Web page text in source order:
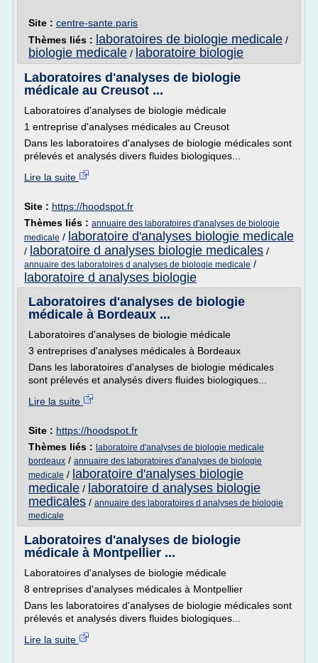
Site : centre-sante.paris
Thèmes liés : laboratoires de biologie medicale /
biologie medicale / laboratoire biologie
Laboratoires d'analyses de biologie
médicale au Creusot ...
Laboratoires d'analyses de biologie médicale
1 entreprise d'analyses médicales au Creusot
Dans les laboratoires d'analyses de biologie médicales sont
prélevés et analysés divers fluides biologiques...
Lire la suite
Site : https://hoodspot.fr
Thèmes liés : annuaire des laboratoires d'analyses de biologie
medicale / laboratoire d'analyses biologie medicale
/ laboratoire d analyses biologie medicales /
annuaire des laboratoires d analyses de biologie medicale /
laboratoire d analyses biologie
Laboratoires d'analyses de biologie
médicale à Bordeaux ...
Laboratoires d'analyses de biologie médicale
3 entreprises d'analyses médicales à Bordeaux
Dans les laboratoires d'analyses de biologie médicales
sont prélevés et analysés divers fluides biologiques...
Lire la suite
Site : https://hoodspot.fr
Thèmes liés : laboratoire d'analyses de biologie medicale
bordeaux / annuaire des laboratoires d'analyses de biologie
medicale / laboratoire d'analyses biologie
medicale / laboratoire d analyses biologie
medicales / annuaire des laboratoires d analyses de biologie
medicale
Laboratoires d'analyses de biologie
médicale à Montpellier ...
Laboratoires d'analyses de biologie médicale
8 entreprises d'analyses médicales à Montpellier
Dans les laboratoires d'analyses de biologie médicales sont
prélevés et analysés divers fluides biologiques...
Lire la suite